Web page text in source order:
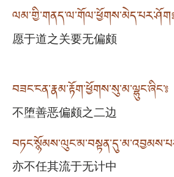
愿于道之关要无偏颇
བཟང་ངན་རྣམ་རྟོག་ཕྱོགས་སུ་མ་ལྷུང་ཞིང༌༔
不堕善恶偏颇之二边
亦不任其流于无计中